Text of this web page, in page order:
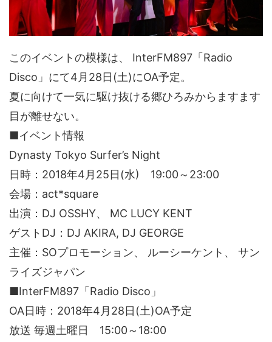
このイベントの模様は、 InterFM897「Radio
Disco」にて4月28日(土)にOA予定。
夏に向けて一気に駆け抜ける郷ひろみからますます
目が離せない。
■イベント情報
Dynasty Tokyo Surfer’s Night
日時：2018年4月25日(水) 19:00～23:00
会場：act*square
出演：DJ OSSHY、 MC LUCY KENT
ゲストDJ：DJ AKIRA, DJ GEORGE
主催：SOプロモーション、 ルーシーケント、 サン
ライズジャパン
■InterFM897「Radio Disco」
OA日時：2018年4月28日(土)OA予定
放送 毎週土曜日 15:00～18:00